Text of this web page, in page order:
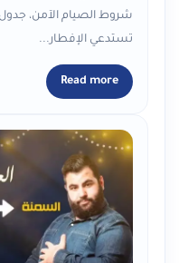
شروط الصيام الآمن،
تستدعي الإفطار...
Read more